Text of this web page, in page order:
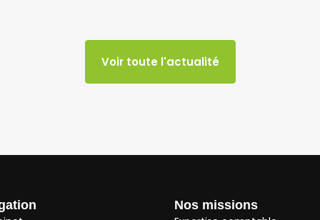
Voir toute l'actualité
Nos missions